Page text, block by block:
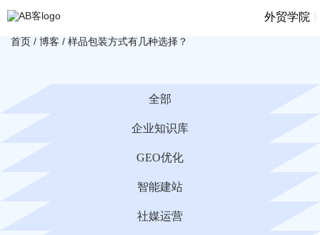
外贸学院
首页 / 博客 / 样品包装方式有几种选择？
全部
企业知识库
GEO优化
智能建站
社媒运营